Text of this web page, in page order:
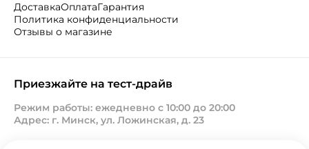
ДоставкаОплатаГарантия
Политика конфиденциальности
Отзывы о магазине
Приезжайте на тест-драйв
Режим работы: ежедневно с 10:00 до 20:00
Адрес: г. Минск, ул. Ложинская, д. 23